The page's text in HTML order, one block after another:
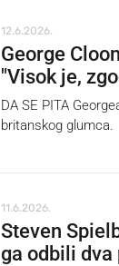
12.6.2026.
George
"Visok je,
DA SE PITA
britanskog glumca.
11.6.2026.
Steven
ga odbili dva